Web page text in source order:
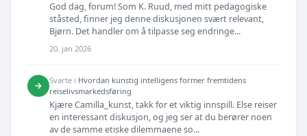
God dag, forum! Som K. Ruud, med mitt pedagogiske
ståsted, finner jeg denne diskusjonen svært relevant,
Bjørn. Det handler om å tilpasse seg endringe...
20. jan 2026
→ Svarte i Hvordan kunstig intelligens former fremtidens
reiselivsmarkedsføring
Kjære Camilla_kunst, takk for et viktig innspill. Else reiser
en interessant diskusjon, og jeg ser at du berører noen
av de samme etiske dilemmaene so...